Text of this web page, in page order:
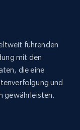
führenden
mit den
die eine
und
gewährleisten.